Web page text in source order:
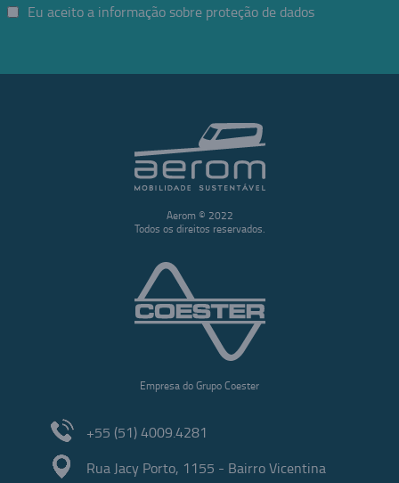
Eu aceito a informação sobre proteção de dados
Aerom © 2022
Todos os direitos reservados.
Empresa do Grupo Coester
+55 (51) 4009.4281
Rua Jacy Porto, 1155 - Bairro Vicentina